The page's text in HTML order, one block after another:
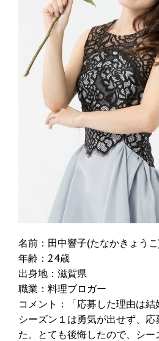
名前：田中響子(たなかきょう
年齢：24歳
出身地：滋賀県
職業：料理ブロガー
コメント：「応募した理由は結
シーズン１は勇気が出せず、応
た。とても後悔したので、シ